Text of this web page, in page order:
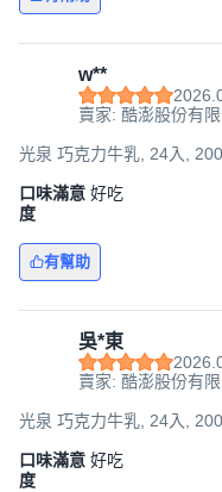
ᴡ**
賣家: 酷澎股份有
光泉 巧克力牛乳, 24入,
口味滿意
度
好吃
有幫助
吳*東
賣家: 酷澎股份有
光泉 巧克力牛乳, 24入,
口味滿意
度
好吃